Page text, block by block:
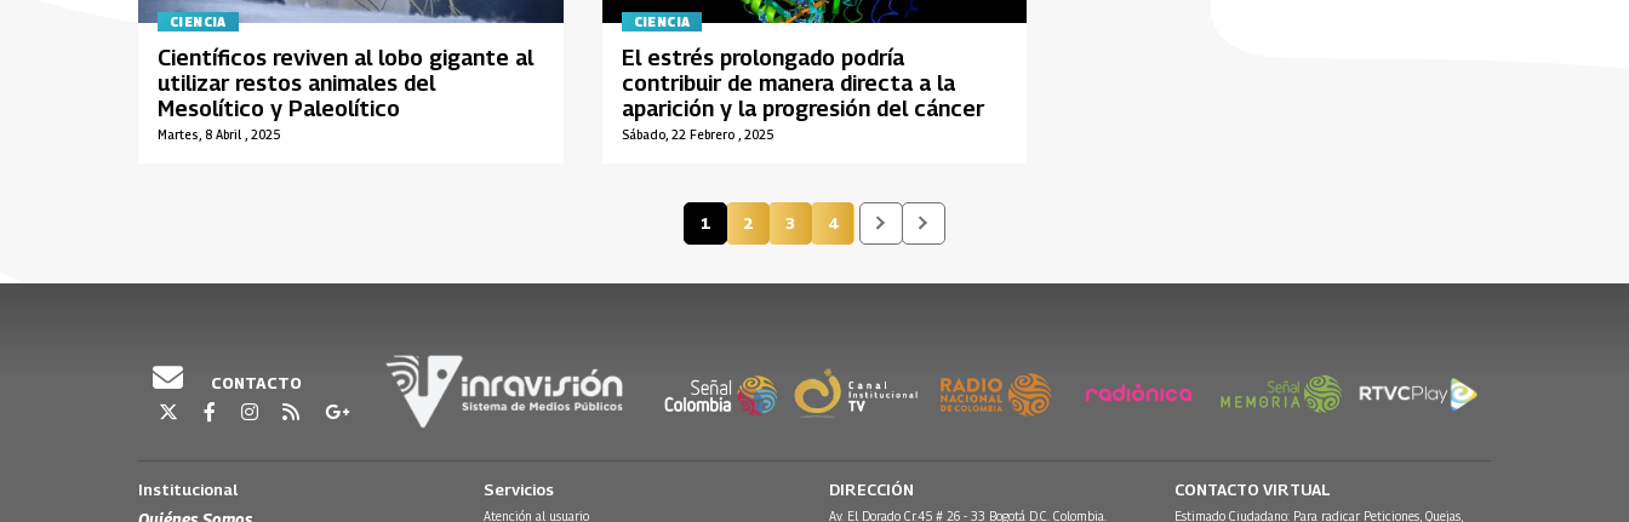
CIENCIA
Martes, 8 Abril , 2025
Científicos reviven al lobo gigante al
utilizar restos animales del
Mesolítico y Paleolítico
CIENCIA
Sábado, 22 Febrero , 2025
El estrés prolongado podría
contribuir de manera directa a la
aparición y la progresión del cáncer
Página actual
1 Página
2 Página
3 Página
4
CONTACTO
Institucional Servicios
Atención al usuario
DIRECCIÓN
Av. El Dorado Cr.45 # 26 - 33 Bogotá D.C. Colombia.
CONTACTO VIRTUAL
Estimado Ciudadano: Para radicar Peticiones, Quejas,